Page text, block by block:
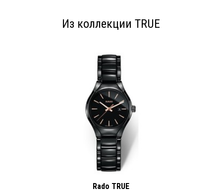
Из коллекции TRUE
Rado TRUE